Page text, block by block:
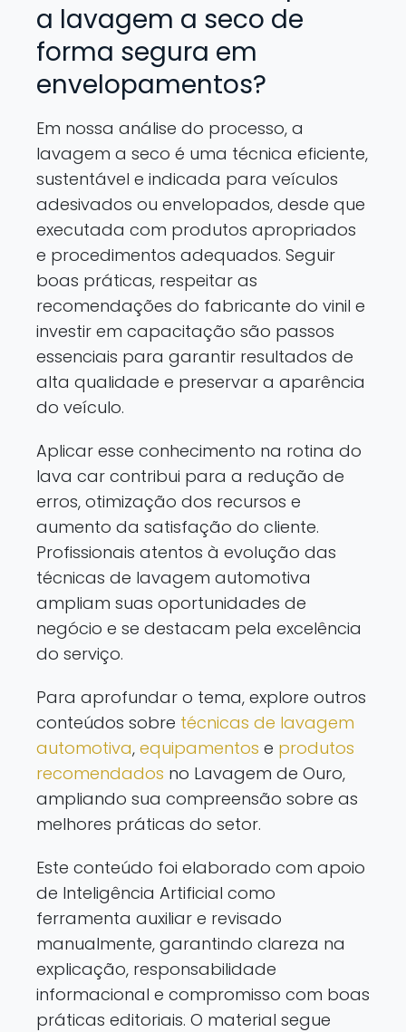
a lavagem a seco de
forma segura em
envelopamentos?
Em nossa análise do processo, a
lavagem a seco é uma técnica eficiente,
sustentável e indicada para veículos
adesivados ou envelopados, desde que
executada com produtos apropriados
e procedimentos adequados. Seguir
boas práticas, respeitar as
recomendações do fabricante do vinil e
investir em capacitação são passos
essenciais para garantir resultados de
alta qualidade e preservar a aparência
do veículo.
Aplicar esse conhecimento na rotina do
lava car contribui para a redução de
erros, otimização dos recursos e
aumento da satisfação do cliente.
Profissionais atentos à evolução das
técnicas de lavagem automotiva
ampliam suas oportunidades de
negócio e se destacam pela excelência
do serviço.
Para aprofundar o tema, explore outros
conteúdos sobre técnicas de lavagem
automotiva, equipamentos e produtos
recomendados no Lavagem de Ouro,
ampliando sua compreensão sobre as
melhores práticas do setor.
Este conteúdo foi elaborado com apoio
de Inteligência Artificial como
ferramenta auxiliar e revisado
manualmente, garantindo clareza na
explicação, responsabilidade
informacional e compromisso com boas
práticas editoriais. O material segue